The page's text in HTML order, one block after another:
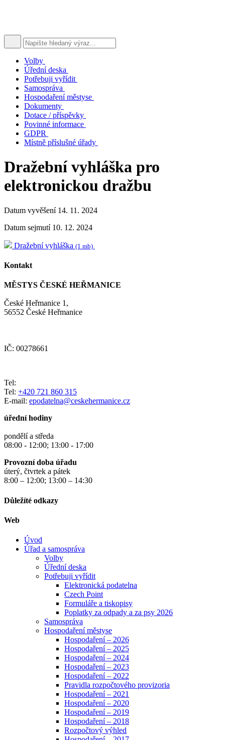
Volby
Úřední deska
Potřebuji vyřídit
Samospráva
Hospodaření městyse
Dokumenty
Dotace / příspěvky
Povinné informace
GDPR
Místně příslušné úřady
Dražební vyhláška pro
elektronickou dražbu
Datum vyvěšení 14. 11. 2024
Datum sejmutí 10. 12. 2024
Dražební vyhláška (1 mb)
Kontakt
MĚSTYS ČESKÉ HEŘMANICE
České Heřmanice 1,
56552 České Heřmanice
IČ: 00278661
Tel:
Tel: +420 721 860 315
E-mail: epodatelna@ceskehermanice.cz
úřední hodiny
pondělí a středa
08:00 - 12:00; 13:00 - 17:00
Provozní doba úřadu
úterý, čtvrtek a pátek
8:00 – 12:00; 13:00 – 14:30
Důležíté odkazy
Web
Úvod
Úřad a samospráva
Volby
Úřední deska
Potřebuji vyřídit
Elektronická podatelna
Czech Point
Formuláře a tiskopisy
Poplatky za odpady a za psy 2026
Samospráva
Hospodaření městyse
Hospodaření – 2026
Hospodaření – 2025
Hospodaření – 2024
Hospodaření – 2023
Hospodaření – 2022
Pravidla rozpočtového provizoria
Hospodaření – 2021
Hospodaření – 2020
Hospodaření – 2019
Hospodaření – 2018
Rozpočtový výhled